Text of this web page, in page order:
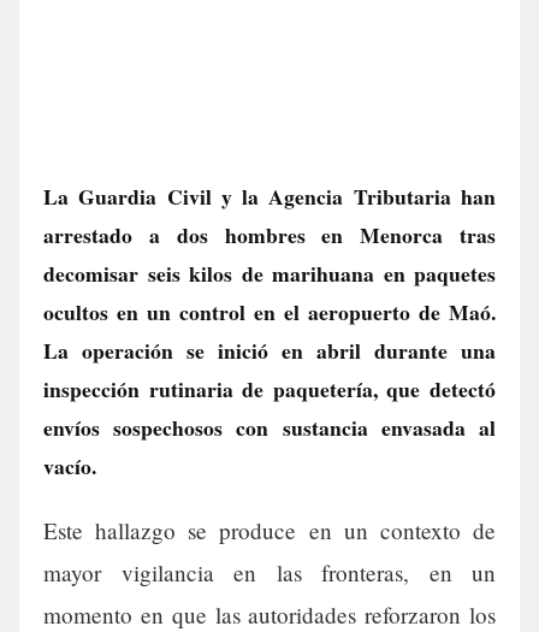
La Guardia Civil y la Agencia Tributaria han
arrestado a dos hombres en Menorca tras
decomisar seis kilos de marihuana en paquetes
ocultos en un control en el aeropuerto de Maó.
La operación se inició en abril durante una
inspección rutinaria de paquetería, que detectó
envíos sospechosos con sustancia envasada al
vacío.
Este hallazgo se produce en un contexto de
mayor vigilancia en las fronteras, en un
momento en que las autoridades reforzaron los